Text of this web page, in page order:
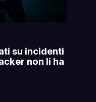
su incidenti
non li ha